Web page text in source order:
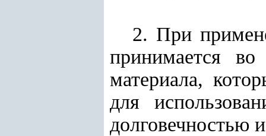
2. При
принимается
материала,
для
долговечностью